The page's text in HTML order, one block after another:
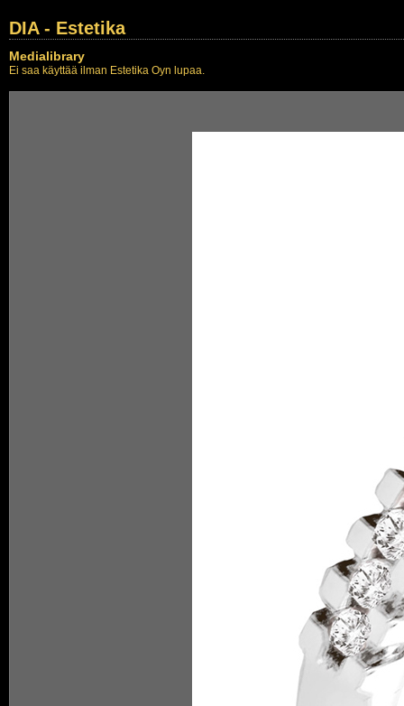
DIA - Estetika
Medialibrary
Ei saa käyttää ilman Estetika Oyn lupaa.